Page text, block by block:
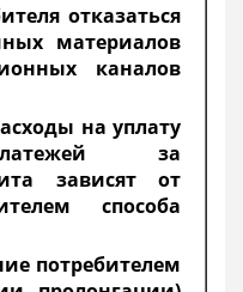
отказаться
материалов
каналов
на уплату
за
зависят от
способа
потребителем